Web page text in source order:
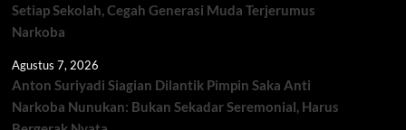
Setiap Sekolah, Cegah Generasi Muda Terjerumus
Narkoba
Agustus 7, 2026
Anton Suriyadi Siagian Dilantik Pimpin Saka Anti
Narkoba Nunukan: Bukan Sekadar Seremonial, Harus